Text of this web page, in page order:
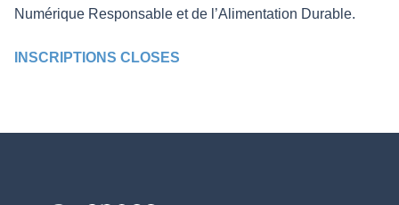
Numérique Responsable et de l’Alimentation Durable.
INSCRIPTIONS CLOSES